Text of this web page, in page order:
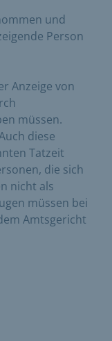
und
Person
Anzeige von
müssen.
diese
Tatzeit
die sich
nicht als
müssen bei
Amtsgericht